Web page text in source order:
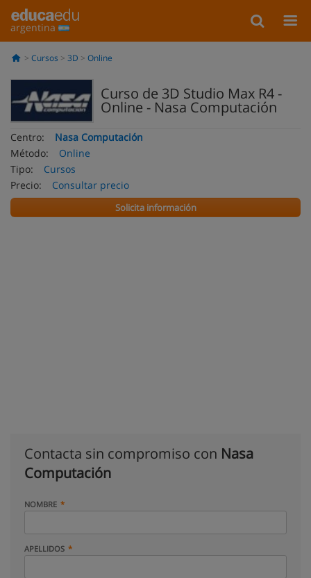
argentina
Cursos 3D Online
Curso de 3D Studio Max R4 -
Online - Nasa Computación
Centro:
Nasa Computación
Método:
Online
Tipo:
Cursos
Precio:
Consultar precio
Solicita información
Contacta sin compromiso con Nasa
Computación
NOMBRE
APELLIDOS